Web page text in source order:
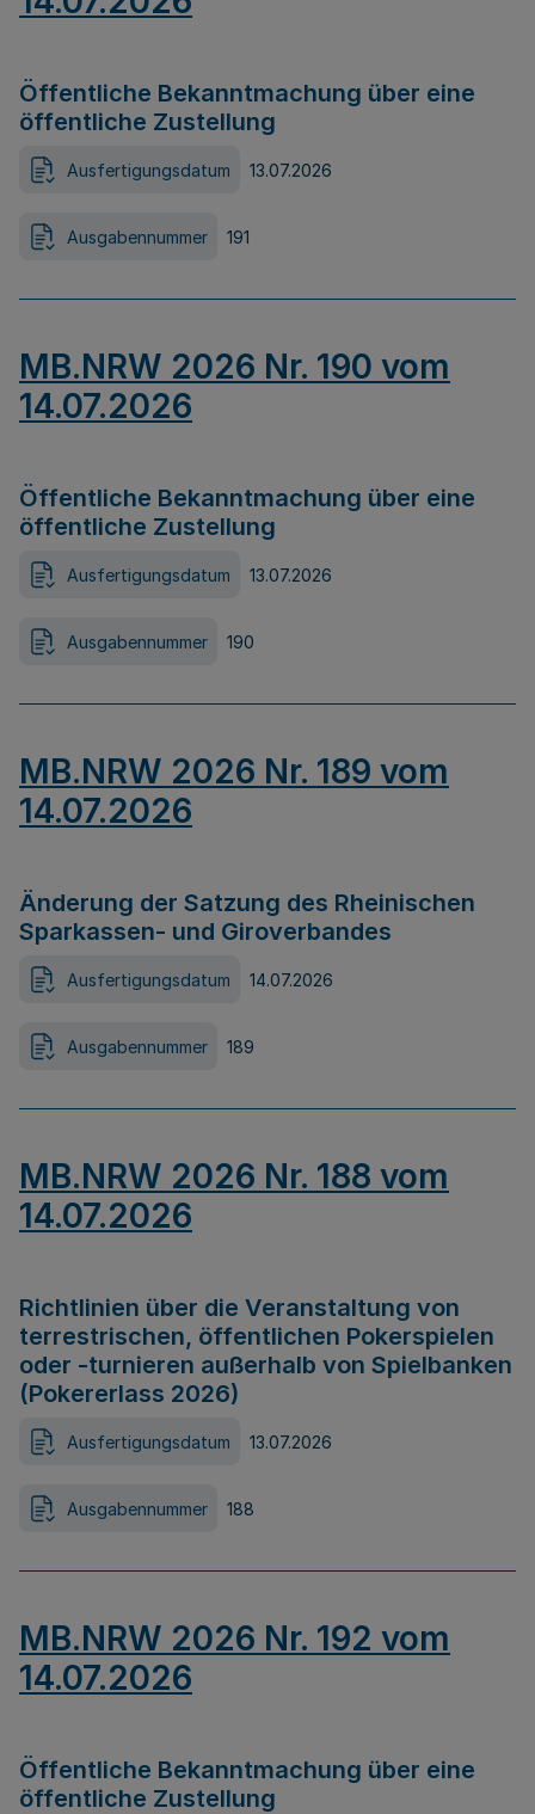
Öffentliche Bekanntmachung über eine
öffentliche Zustellung
Ausfertigungsdatum 13.07.2026
Ausgabennummer 191
MB.NRW 2026 Nr. 190 vom
14.07.2026
Öffentliche Bekanntmachung über eine
öffentliche Zustellung
Ausfertigungsdatum 13.07.2026
Ausgabennummer 190
MB.NRW 2026 Nr. 189 vom
14.07.2026
Änderung der Satzung des Rheinischen
Sparkassen- und Giroverbandes
Ausfertigungsdatum 14.07.2026
Ausgabennummer 189
MB.NRW 2026 Nr. 188 vom
14.07.2026
Richtlinien über die Veranstaltung von
terrestrischen, öffentlichen Pokerspielen
oder -turnieren außerhalb von Spielbanken
(Pokererlass 2026)
Ausfertigungsdatum 13.07.2026
Ausgabennummer 188
MB.NRW 2026 Nr. 192 vom
14.07.2026
Öffentliche Bekanntmachung über eine
öffentliche Zustellung